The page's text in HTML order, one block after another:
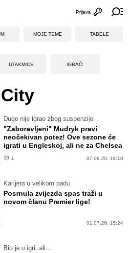
Otvori
Prijava
MOJE TEME TABELE
UTAKMICE IGRAČI
Dugo nije igrao zbog suspenzije
"Zaboravljeni" Mudryk pravi
neočekivan potez! Ove sezone će
igrati u Engleskoj, ali ne za Chelsea
1 07.08.26. 18:10
Karijera u velikom padu
Posrnula zvijezda spas traži u
novom članu Premier lige!
01.07.26. 15:24
Bio je u igri, ali...